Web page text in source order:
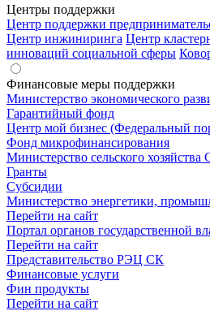
Центры поддержки
Центр поддержки
Центр инжиниринга Центр
инноваций социальной сферы
Финансовые меры поддержки
Министерство экономического
Гарантийный фонд
Центр мой бизнес (Федеральный
Фонд микрофинансирования
Министерство сельского хозяйства
Гранты
Субсидии
Министерство энергетики,
Перейти на сайт
Портал органов государственной
Перейти на сайт
Представительство РЭЦ СК
Финансовые услуги
Фин продукты
Перейти на сайт